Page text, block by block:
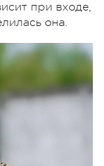
при входе,
она.